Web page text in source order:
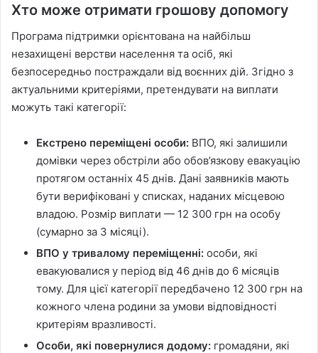
Хто може отримати грошову допомогу
Програма підтримки орієнтована на найбільш
незахищені верстви населення та осіб, які
безпосередньо постраждали від воєнних дій. Згідно з
актуальними критеріями, претендувати на виплати
можуть такі категорії:
Екстрено переміщені особи: ВПО, які залишили
домівки через обстріли або обов’язкову евакуацію
протягом останніх 45 днів. Дані заявників мають
бути верифіковані у списках, наданих місцевою
владою. Розмір виплати — 12 300 грн на особу
(сумарно за 3 місяці).
ВПО у тривалому переміщенні: особи, які
евакуювалися у період від 46 днів до 6 місяців
тому. Для цієї категорії передбачено 12 300 грн на
кожного члена родини за умови відповідності
критеріям вразливості.
Особи, які повернулися додому: громадяни, які